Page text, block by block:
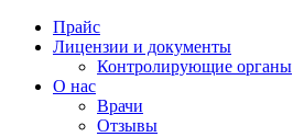
Прайс
Лицензии и документы
Контролирующие органы
О нас
Врачи
Отзывы